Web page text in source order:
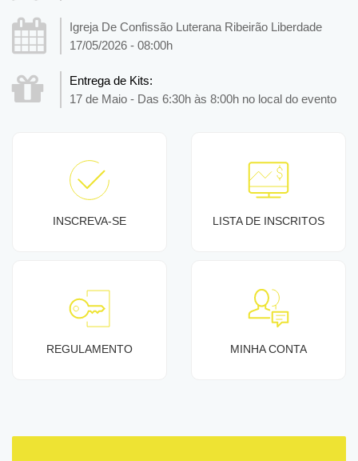
Igreja De Confissão Luterana Ribeirão Liberdade
17/05/2026 - 08:00h
Entrega de Kits:
17 de Maio - Das 6:30h às 8:00h no local do evento
INSCREVA-SE LISTA DE INSCRITOS
REGULAMENTO MINHA CONTA